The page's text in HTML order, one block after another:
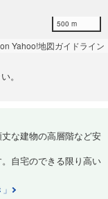
500 m
Yahoo!地図ガイドライン
。
な建物の高層階など安
自宅のできる限り高い